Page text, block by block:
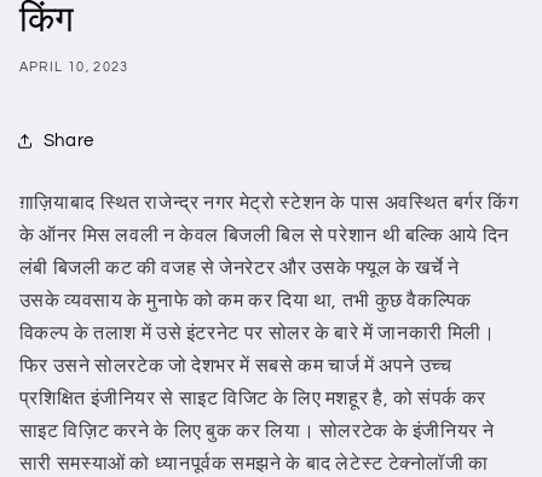
किंग
APRIL 10, 2023
Share
ग़ाज़ियाबाद स्थित राजेन्द्र नगर मेट्रो स्टेशन के पास अवस्थित बर्गर किंग
के ऑनर मिस लवली न केवल बिजली बिल से परेशान थी बल्कि आये दिन
लंबी बिजली कट की वजह से जेनरेटर और उसके फ्यूल के खर्चे ने
उसके व्यवसाय के मुनाफे को कम कर दिया था, तभी कुछ वैकल्पिक
विकल्प के तलाश में उसे इंटरनेट पर सोलर के बारे में जानकारी मिली।
फिर उसने सोलरटेक जो देशभर में सबसे कम चार्ज में अपने उच्च
प्रशिक्षित इंजीनियर से साइट विजिट के लिए मशहूर है, को संपर्क कर
साइट विज़िट करने के लिए बुक कर लिया। सोलरटेक के इंजीनियर ने
सारी समस्याओं को ध्यानपूर्वक समझने के बाद लेटेस्ट टेक्नोलॉजी का